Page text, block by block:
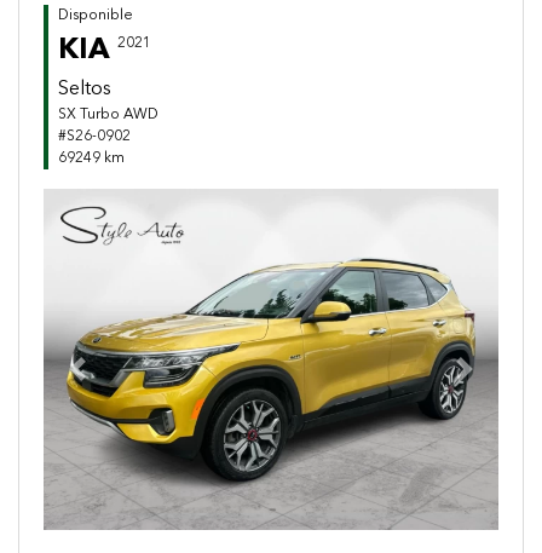
Disponible
KIA 2021
Seltos
SX Turbo AWD
#S26-0902
69249 km
Previous Next